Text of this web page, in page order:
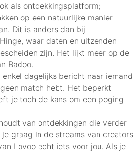
als ontdekkingsplatform;
op een natuurlijke manier
Dit is anders dan bij
waar daten en uitzenden
zijn. Het lijkt meer op de
Badoo.
enkel dagelijks bericht naar iemand
match hebt. Het beperkt
je toch de kans om een poging
van ontdekkingen die verder
je graag in de streams van creators
Lovoo echt iets voor jou. Als je